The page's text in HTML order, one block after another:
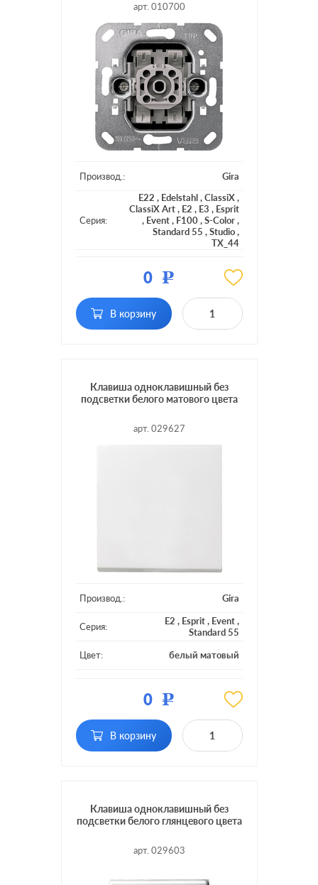
арт. 010700
Производ.: Gira
Серия:
E22 , Edelstahl,ClassiX,
ClassiX Art, E2 , E3 , Esprit
, Event, F100,S-Color,
Standard 55 ,Studio,
TX_44
Кол-во
клавиш:
одноклавишный
0 Р
В корзину
Клавиша одноклавишный без
подсветки белого матового цвета
арт. 029627
Производ.: Gira
Серия: E2 , Esprit, Event,
Standard 55
Цвет:
белый матовый
клавиш:
Подсветка: без подсветки
0 Р
В корзину
Клавиша одноклавишный без
подсветки белого глянцевого цвета
арт. 029603